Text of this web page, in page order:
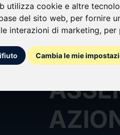
utilizza cookie e altre
del sito web, per fornire
interazioni di marketing, per
Cambia le mie
calendar_today 28/10/2024